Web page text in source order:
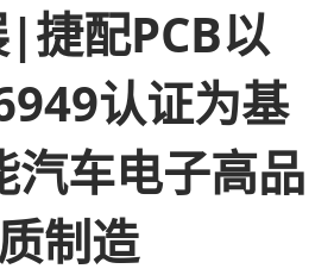
|捷配PCB以
认证为基
汽车电子高品
制造